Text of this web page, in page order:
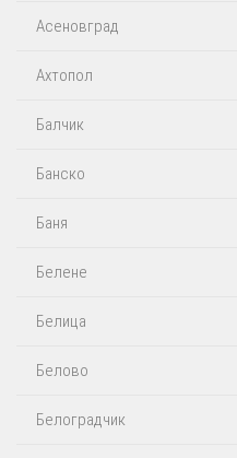
Асеновград
Ахтопол
Балчик
Банско
Баня
Белене
Белица
Белово
Белоградчик